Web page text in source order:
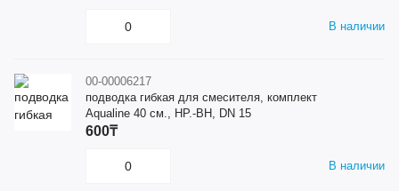
В наличии
00-00006217
подводка гибкая для смесителя, комплект
Aqualine 40 см., НР.-ВН, DN 15
В наличии
600₸